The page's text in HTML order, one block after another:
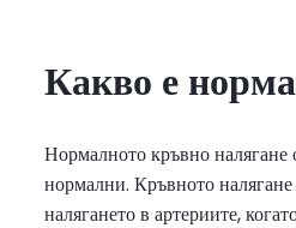
Какво е
Нормалното кръвно
нормални. Кръвното
налягането в артериите,